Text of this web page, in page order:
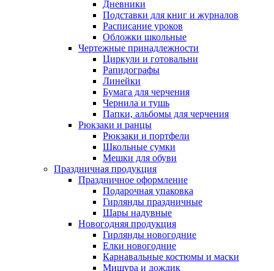
Дневники
Подставки для книг и журналов
Расписание уроков
Обложки школьные
Чертежные принадлежности
Циркули и готовальни
Рапидографы
Линейки
Бумага для черчения
Чернила и тушь
Папки, альбомы для черчения
Рюкзаки и ранцы
Рюкзаки и портфели
Школьные сумки
Мешки для обуви
Праздничная продукция
Праздничное оформление
Подарочная упаковка
Гирлянды праздничные
Шары надувные
Новогодняя продукция
Гирлянды новогодние
Елки новогодние
Карнавальные костюмы и маски
Мишура и дождик